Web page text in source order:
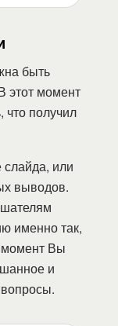
быть
этот момент
что получил
или
выводов.
именно так,
момент Вы
и
вопросы.